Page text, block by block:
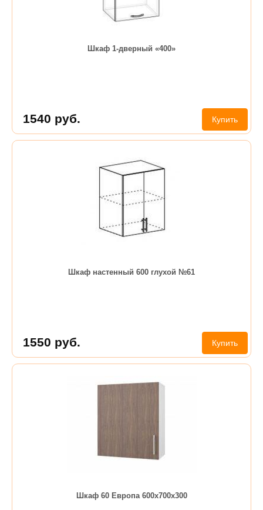
Шкаф 1-дверный «400»
1540 руб. Купить
Шкаф настенный 600 глухой №61
1550 руб. Купить
Шкаф 60 Европа 600х700х300